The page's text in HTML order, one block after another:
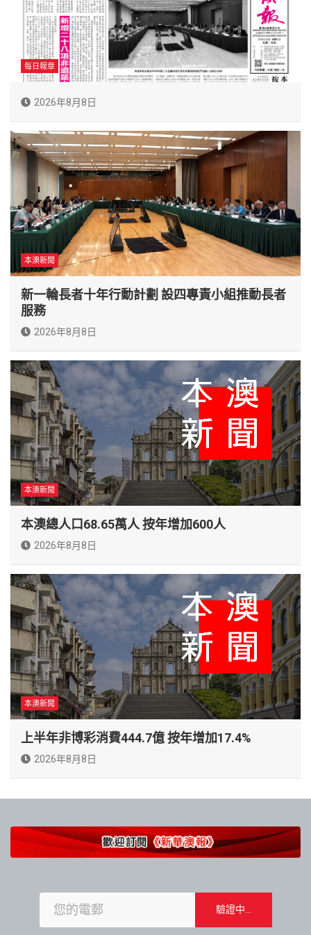
每日報章
2026年8月8日
本澳新聞
新一輪長者十年行動計劃 設四專責小組推動長者
服務
2026年8月8日
本澳新聞
本澳總人口68.65萬人 按年增加600人
2026年8月8日
本澳新聞
上半年非博彩消費444.7億 按年增加17.4%
2026年8月8日